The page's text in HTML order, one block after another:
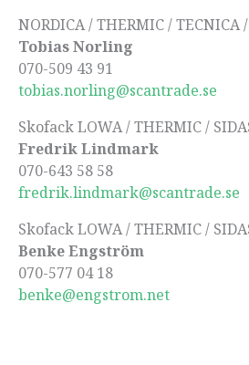
NORDICA / THERMIC /
Tobias Norling
070-509 43 91
tobias.norling@scantrade.se
Skofack LOWA / THERMIC /
Fredrik Lindmark
070-643 58 58
fredrik.lindmark@scantrade.se
Skofack LOWA / THERMIC /
Benke Engström
070-577 04 18
benke@engstrom.net